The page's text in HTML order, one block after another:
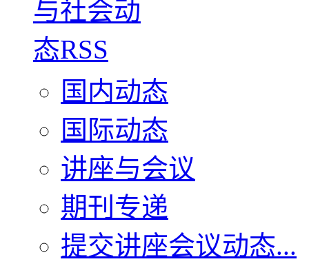
国内动态
国际动态
讲座与会议
期刊专递
提交讲座会议动态...